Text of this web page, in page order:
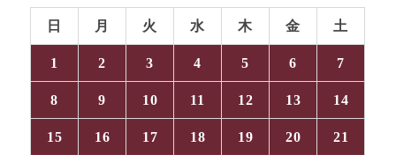
日 月 火 水 木 金 土
1 2 3 4 5 6 7
8 9 10 11 12 13 14
15 16 17 18 19 20 21